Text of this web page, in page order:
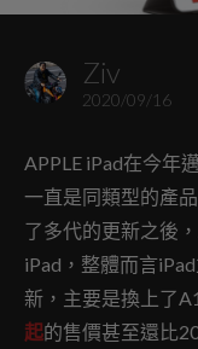
Ziv
2020/09/16
APPLE iPad在今年
一直是同類型的產
了多代的更新之後
iPad，整體而言
新，主要是換上了
起的售價甚至還比